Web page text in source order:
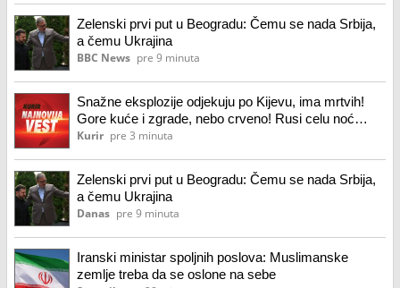
Zelenski prvi put u Beogradu: Čemu se nada Srbija,
a čemu Ukrajina
BBC News pre 9 minuta
Snažne eksplozije odjekuju po Kijevu, ima mrtvih!
Gore kuće i zgrade, nebo crveno! Rusi celu noć
gađali balističkim raketama i dronovima, Patriot bi
Kurir pre 3 minuta
Zelenski prvi put u Beogradu: Čemu se nada Srbija,
a čemu Ukrajina
Danas pre 9 minuta
Iranski ministar spoljnih poslova: Muslimanske
zemlje treba da se oslone na sebe